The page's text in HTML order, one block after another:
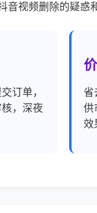
音视频删除的疑惑
订单，
，深夜
省
供
效